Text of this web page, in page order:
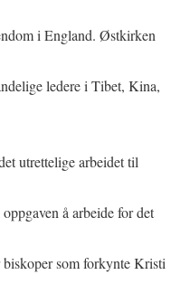
i England. Østkirken
ledere i Tibet, Kina,
utrettelige arbeidet til
å arbeide for det
som forkynte Kristi